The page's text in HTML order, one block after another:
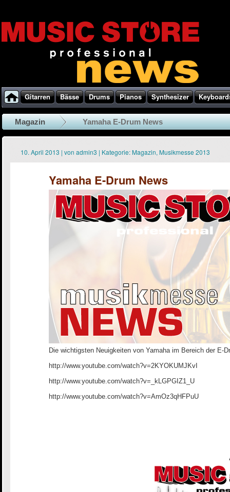
Gitarren Bässe Drums Pianos Synthesizer
Magazin Yamaha E-Drum News
10. April 2013 | von admin3 | Kategorie:Magazin, Musikmesse 2013
Yamaha E-Drum News
Die wichtigsten Neuigkeiten von Yamaha im Bereich der E-
http://www.youtube.com/watch?v=2KYOKUMJKvI
http://www.youtube.com/watch?v=_kLGPGIZ1_U
http://www.youtube.com/watch?v=AmOz3qHFPuU